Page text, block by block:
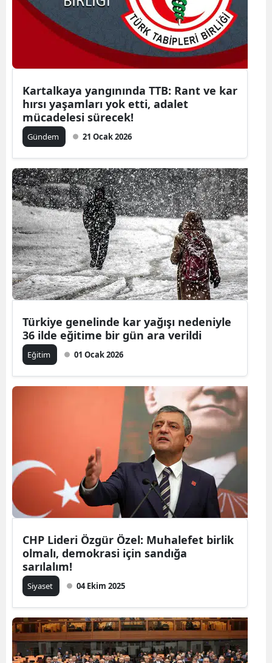
Kartalkaya yangınında TTB: Rant ve kar
hırsı yaşamları yok etti, adalet
mücadelesi sürecek!
Gündem 21 Ocak 2026
Türkiye genelinde kar yağışı nedeniyle
36 ilde eğitime bir gün ara verildi
Eğitim 01 Ocak 2026
CHP Lideri Özgür Özel: Muhalefet birlik
olmalı, demokrasi için sandığa
sarılalım!
Siyaset 04 Ekim 2025